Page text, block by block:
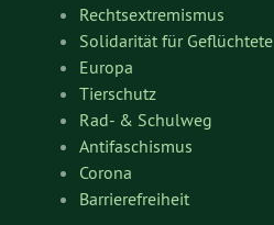
Rechtsextremismus
Solidarität für Geflüchtete
Europa
Tierschutz
Rad- & Schulweg
Antifaschismus
Corona
Barrierefreiheit